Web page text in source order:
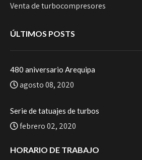
Venta de turbocompresores
ÚLTIMOS POSTS
480 aniversario Arequipa
agosto 08, 2020
Serie de tatuajes de turbos
febrero 02, 2020
HORARIO DE TRABAJO